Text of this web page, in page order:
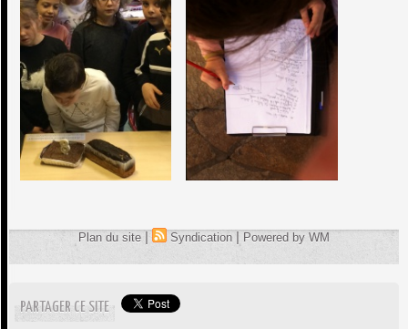
Plan du site | Syndication | Powered by WM
PARTAGER CE SITE